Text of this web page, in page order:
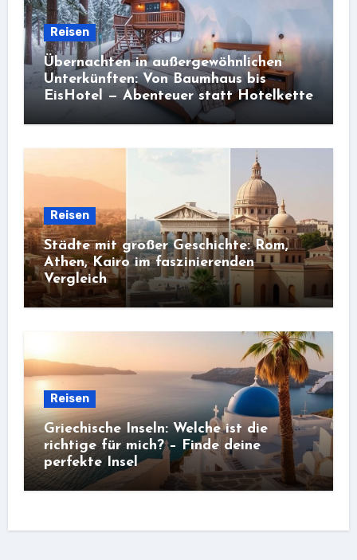
Reisen
Übernachten in außergewöhnlichen
Unterkünften: Von Baumhaus bis
EisHotel — Abenteuer statt Hotelkette
Reisen
Städte mit großer Geschichte: Rom,
Athen, Kairo im faszinierenden
Vergleich
Reisen
Griechische Inseln: Welche ist die
richtige für mich? – Finde deine
perfekte Insel